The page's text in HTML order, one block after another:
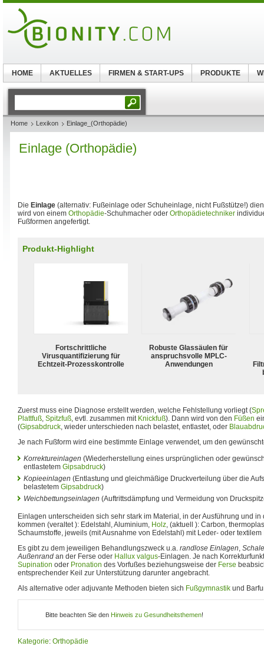
Home Lexikon Einlage_(Orthopädie)
Einlage (Orthopädie)
Die Einlage (alternativ: Fußeinlage oder Schuheinlage, nicht Fußstütze!)
wird von einem Orthopädie-Schuhmacher oder Orthopädietechniker
Fußformen angefertigt.
Produkt-Highlight
Fortschrittliche
Virusquantifizierung für
Echtzeit-Prozesskontrolle
Robuste Glassäulen für
anspruchsvolle MPLC-
Anwendungen
Zuerst muss eine Diagnose erstellt werden, welche Fehlstellung vorliegt (
Plattfuß, Spitzfuß, evtl. zusammen mit Knickfuß). Dann wird von den Füßen
(Gipsabdruck, wieder unterschieden nach belastet, entlastet, oder
Je nach Fußform wird eine bestimmte Einlage verwendet, um den
Korrektureinlagen (Wiederherstellung eines ursprünglichen oder
entlastetem Gipsabdruck)
Kopieeinlagen (Entlastung und gleichmäßige Druckverteilung über die
belastetem Gipsabdruck)
Weichbettungseinlagen (Auftrittsdämpfung und Vermeidung von
Einlagen unterscheiden sich sehr stark im Material, in der Ausführung und
kommen (veraltet ): Edelstahl, Aluminium, Holz, (aktuell ): Carbon,
Schaumstoffe, jeweils (mit Ausnahme von Edelstahl) mit Leder- oder textilem
Es gibt zu dem jeweiligen Behandlungszweck u.a. randlose Einlagen,
Außenrand an der Ferse oder Hallux valgus-Einlagen. Je nach
Supination oder Pronation des Vorfußes beziehungsweise der Ferse
entsprechender Keil zur Unterstützung darunter angebracht.
Als alternative oder adjuvante Methoden bieten sich Fußgymnastik und
Bitte beachten Sie den Hinweis zu Gesundheitsthemen!
Kategorie: Orthopädie
HOME AKTUELLES FIRMEN & START-UPS PRODUKTE